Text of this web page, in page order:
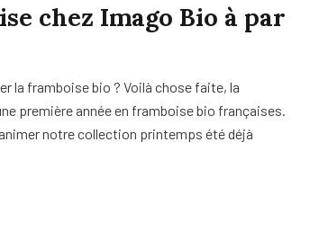
chez Imago Bio à par
la framboise bio ? Voilà chose faite, la
première année en framboise bio françaises.
notre collection printemps été déjà